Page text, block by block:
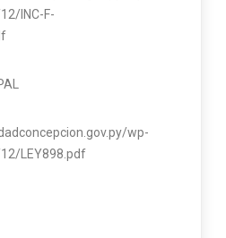
INC-F-
wp-
LEY898.pdf